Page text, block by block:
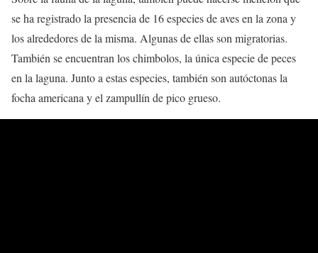
se ha registrado la presencia de 16 especies de aves en la zona y
los alrededores de la misma. Algunas de ellas son migratorias.
También se encuentran los chimbolos, la única especie de peces
en la laguna. Junto a estas especies, también son autóctonas la
focha americana y el zampullín de pico grueso.